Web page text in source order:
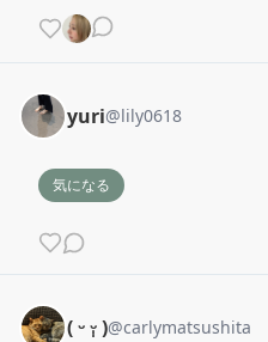
yuri@lily0618
気になる
( ᵕ ᵕ̩̩ )@carlymatsushita